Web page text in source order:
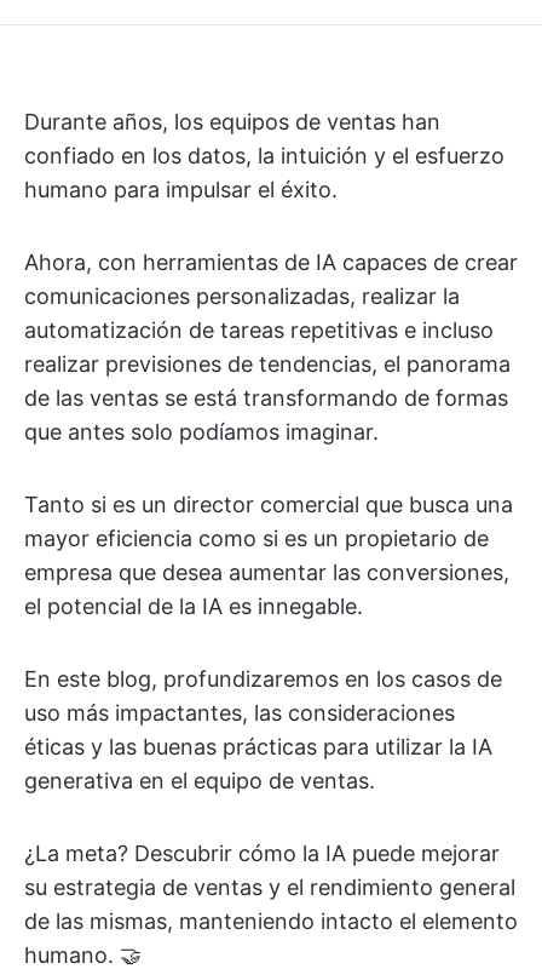
Durante años, los equipos de ventas han
confiado en los datos, la intuición y el esfuerzo
humano para impulsar el éxito.
Ahora, con herramientas de IA capaces de crear
comunicaciones personalizadas, realizar la
automatización de tareas repetitivas e incluso
realizar previsiones de tendencias, el panorama
de las ventas se está transformando de formas
que antes solo podíamos imaginar.
Tanto si es un director comercial que busca una
mayor eficiencia como si es un propietario de
empresa que desea aumentar las conversiones,
el potencial de la IA es innegable.
En este blog, profundizaremos en los casos de
uso más impactantes, las consideraciones
éticas y las buenas prácticas para utilizar la IA
generativa en el equipo de ventas.
¿La meta? Descubrir cómo la IA puede mejorar
su estrategia de ventas y el rendimiento general
de las mismas, manteniendo intacto el elemento
humano. 🤝